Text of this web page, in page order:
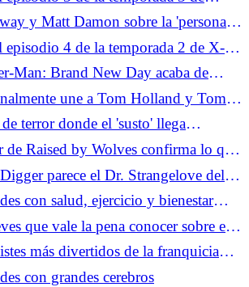
Dragon: Pesada es la cabeza
y Matt Damon sobre la 'persona
amable detrás del genio de
episodio 4 de la temporada 2 de X-
para sobrevivir
Man: Brand New Day acaba de
une a Tom Holland y Tom
terror donde el 'susto' llega
de casa
de Raised by Wolves confirma lo que
a la temporada 3
parece el Dr. Strangelove del
con salud, ejercicio y bienestar
Prácticas dietéticas
que vale la pena conocer sobre el
más divertidos de la franquicia
con grandes cerebros